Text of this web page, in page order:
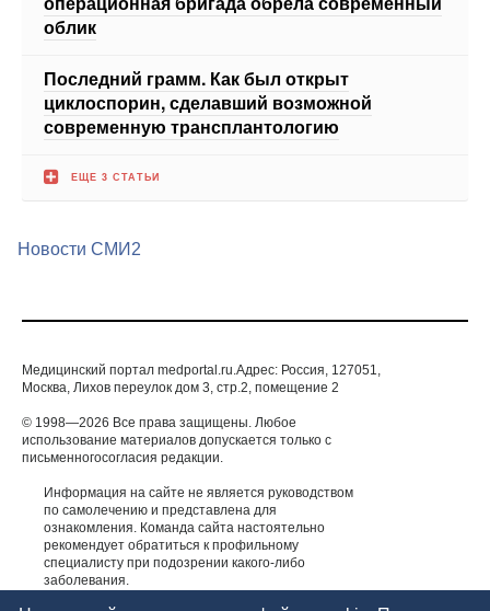
Последний грамм. Как был открыт
циклоспорин, сделавший возможной
ЕЩЕ 3 СТАТЬИ
Новости СМИ2
Москва, Лихов переулок дом 3, стр.2, помещение 2
использование материалов допускается только с
письменногосогласия редакции.
Информация на сайте не является руководством
по самолечению и представлена для
ознакомления. Команда сайта настоятельно
специалисту при подозрении какого-либо
заболевания.
ИМЕЮТСЯ ПРОТИВОПОКАЗАНИЯ. НЕОБХОДИМА
КОНСУЛЬТАЦИЯ СПЕЦИАЛИСТА.